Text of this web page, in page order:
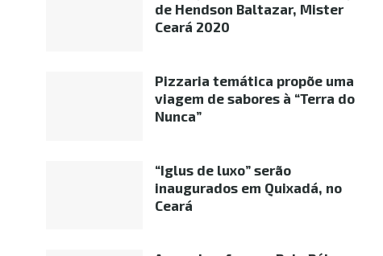
de Hendson Baltazar, Mister
Ceará 2020
Pizzaria temática propõe uma
viagem de sabores à “Terra do
Nunca”
“Iglus de luxo” serão
inaugurados em Quixadá, no
Ceará